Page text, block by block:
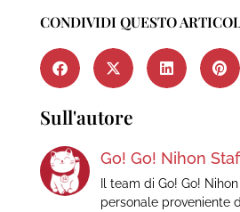
CONDIVIDI QUESTO
Sull'autore
Go! Go! Nihon
Il team di Go! Go!
personale proveniente